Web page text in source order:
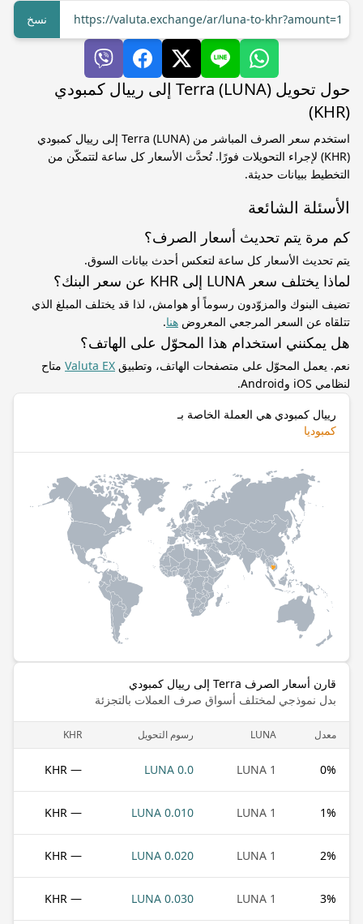
https://valuta.exchange/ar/luna-to-khr?amount=1
نسخ
حول تحويل Terra (LUNA) إلى رييال كمبودي
(KHR)
استخدم سعر الصرف المباشر من Terra (LUNA) إلى رييال كمبودي
(KHR) لإجراء التحويلات فورًا. تُحدَّث الأسعار كل ساعة لتتمكّن من
التخطيط ببيانات حديثة.
الأسئلة الشائعة
كم مرة يتم تحديث أسعار الصرف؟
يتم تحديث الأسعار كل ساعة لتعكس أحدث بيانات السوق.
لماذا يختلف سعر LUNA إلى KHR عن سعر البنك؟
تضيف البنوك والمزوّدون رسوماً أو هوامش، لذا قد يختلف المبلغ الذي
تتلقاه عن السعر المرجعي المعروض هنا.
هل يمكنني استخدام هذا المحوّل على الهاتف؟
نعم. يعمل المحوّل على متصفحات الهاتف، وتطبيق Valuta EX متاح
لنظامي iOS وAndroid.
رييال كمبودي هي العملة الخاصة بـ
كمبوديا
قارن أسعار الصرف Terra إلى رييال كمبودي
بدل نموذجي لمختلف أسواق صرف العملات بالتجزئة
معدل LUNA رسوم التحويل KHR
0%
1 LUNA
0.0 LUNA
— KHR
1%
1 LUNA
0.010 LUNA
— KHR
2%
1 LUNA
0.020 LUNA
— KHR
3%
1 LUNA
0.030 LUNA
— KHR